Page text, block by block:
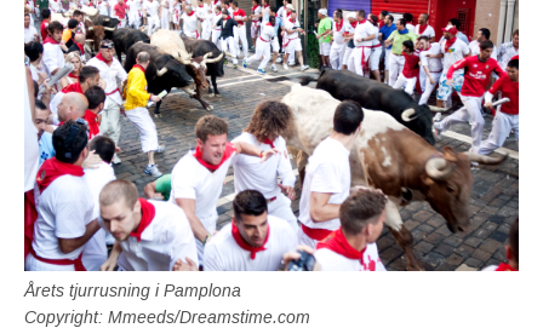
Årets tjurrusning i Pamplona
Copyright: Mmeeds/Dreamstime.com